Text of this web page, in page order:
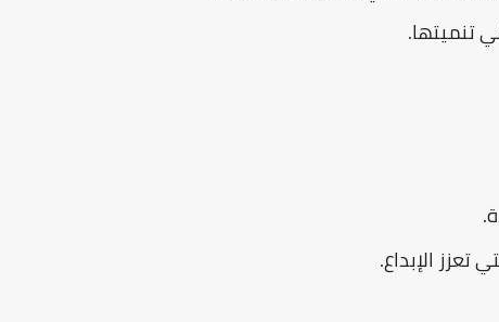
تنميتها.
الإبداع.